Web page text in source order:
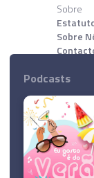
Sobre
Sobre
Podcasts